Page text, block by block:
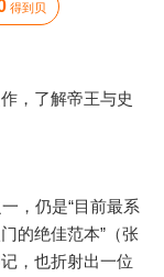
得到贝
，了解帝王与史
，仍是“目前最系
的绝佳范本”（张
，也折射出一位